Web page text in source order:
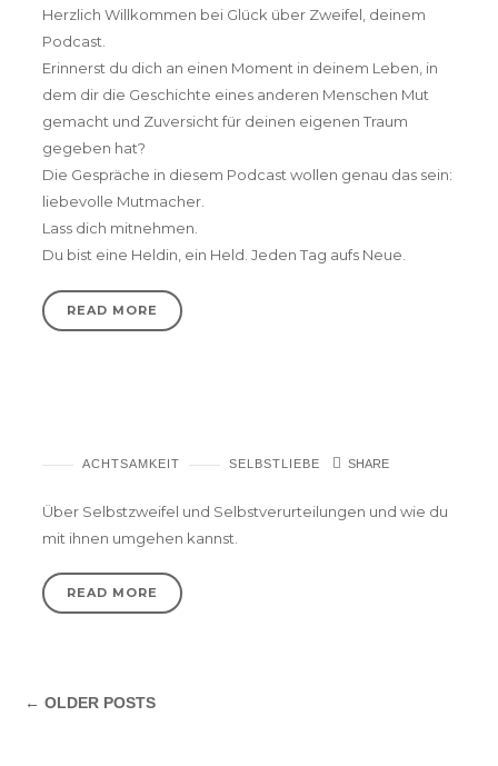
Herzlich Willkommen bei Glück über Zweifel, deinem
Podcast.
Erinnerst du dich an einen Moment in deinem Leben, in
dem dir die Geschichte eines anderen Menschen Mut
gemacht und Zuversicht für deinen eigenen Traum
gegeben hat?
Die Gespräche in diesem Podcast wollen genau das sein:
liebevolle Mutmacher.
Lass dich mitnehmen.
Du bist eine Heldin, ein Held. Jeden Tag aufs Neue.
READ MORE
ACHTSAMKEIT SELBSTLIEBE SHARE
Über Selbstzweifel und Selbstverurteilungen und wie du
mit ihnen umgehen kannst.
READ MORE
← OLDER POSTS